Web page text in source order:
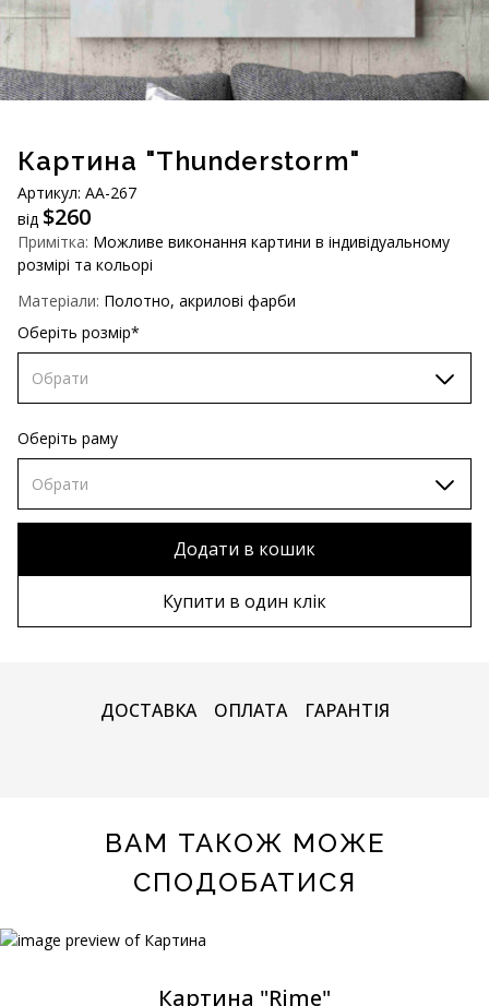
(A$) JPY (¥)TWD (NT$)
Картина "Thunderstorm"
Артикул: АA-267
від $260
Примітка: Можливе виконання картини в індивідуальному
розмірі та кольорі
Матеріали: Полотно, акрилові фарби
Оберіть розмір*
Обрати
70х70 см
80х80 см
Оберіть раму
Обрати
Додати в кошик
Купити в один клік
ДОСТАВКА ОПЛАТА ГАРАНТІЯ
ВАМ ТАКОЖ МОЖЕ
СПОДОБАТИСЯ
Картина "Rime"